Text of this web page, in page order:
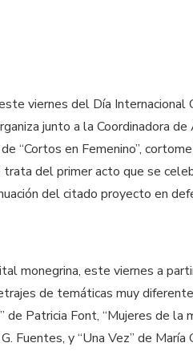
viernes del Día Internacional
junto a la Coordinadora
“Cortos en Femenino”,
del primer acto que se
del citado proyecto en
monegrina, este viernes a
de temáticas muy
de Patricia Font, “Mujeres de la
Fuentes, y “Una Vez” de María